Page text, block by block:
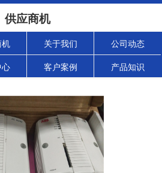
供应商机
机 关于我们 公司动态
心 客户案例 产品知识